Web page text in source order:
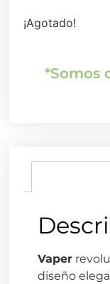
¡Agotado!
*Somos
Vaper
diseño